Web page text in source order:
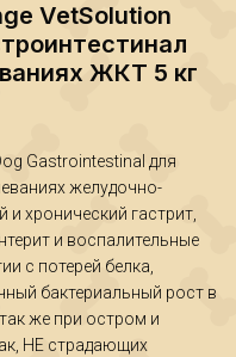
₽
₽
VetSolution
ЖКТ 5 кг
Gastrointestinal для
желудочно-
и хронический гастрит,
и воспалительные
с потерей белка,
бактериальный рост в
же при остром и
НЕ страдающих